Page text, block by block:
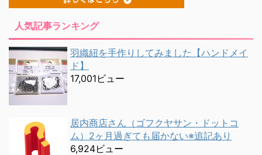
人気記事ランキング
羽織紐を手作りしてみました【ハンドメイ
ド】
17,001ビュー
居内商店さん（ゴフクヤサン・ドットコ
ム）2ヶ月過ぎても届かない※追記あり
6,924ビュー